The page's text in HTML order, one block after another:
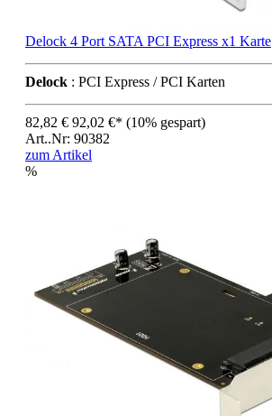
Delock 4 Port SATA PCI Express x1 Karte
Delock : PCI Express / PCI Karten
82,82 € 92,02 €* (10% gespart)
Art..Nr: 90382
zum Artikel
%